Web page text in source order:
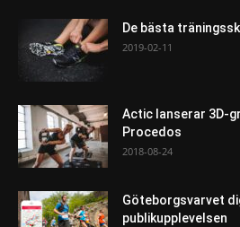
De bästa
2019-02-11
Actic lanserar 3D-
Procedos
2018-08-24
Göteborgsvarvet
publikupplevelsen